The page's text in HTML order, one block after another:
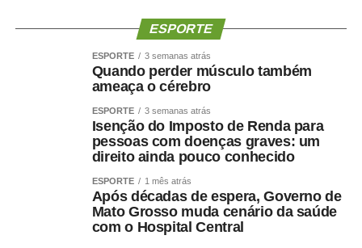
e psicossocial individual, especializado, contínuo e
testemunhas de violência sexual.
causados pela circulação e permanência do material no
ambiente digital. O agressor deverá cobrir integralmente
os custos do tratamento da vítima, inclusive com
ressarcimento ao Sistema Único de Saúde (SUS).
Tramitação
ESPORTE
ESPORTE 3 semanas atrás
Quando perder músculo também
ameaça o cérebro
ESPORTE 3 semanas atrás
Isenção do Imposto de Renda para
pessoas com doenças graves: um
direito ainda pouco conhecido
ESPORTE 1 mês atrás
Após décadas de espera, Governo de
Mato Grosso muda cenário da saúde
com o Hospital Central